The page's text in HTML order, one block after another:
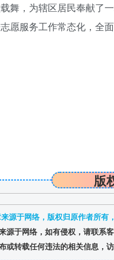
舞，为辖区居民奉献了
愿服务工作常态化，全
版
源于网络，版权归原作者所有
源于网络，如有侵权，请联系
或转载任何违法的相关信息，